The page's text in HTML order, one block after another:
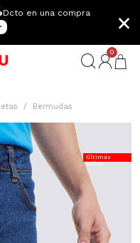
Dcto en una compra
×
0
Bermudas
Últimas
Tallas